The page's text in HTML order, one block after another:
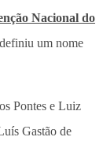
Nacional do
um nome
Pontes e Luiz
Gastão de